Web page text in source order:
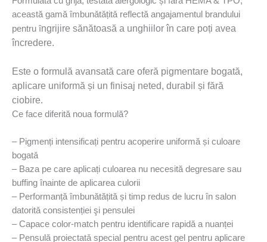
această gamă îmbunǎtǎțitǎ reflectă angajamentul brandului
pentru îngrijire sănătoasă a unghiilor în care poți avea
încredere.
Este o formulă avansată care oferă pigmentare bogată,
aplicare uniformă și un finisaj neted, durabil și fără
ciobire.
Ce face diferită noua formulă?
– Pigmenți intensificați pentru acoperire uniformă și culoare
bogatǎ
– Baza pe care aplicați culoarea nu necesită degresare sau
buffing înainte de aplicarea culorii
– Performanță îmbunătățită și timp redus de lucru în salon
datoritǎ consistenției şi pensulei
– Capace color-match pentru identificare rapidă a nuanței
– Pensulă proiectatǎ special pentru acest gel pentru aplicare